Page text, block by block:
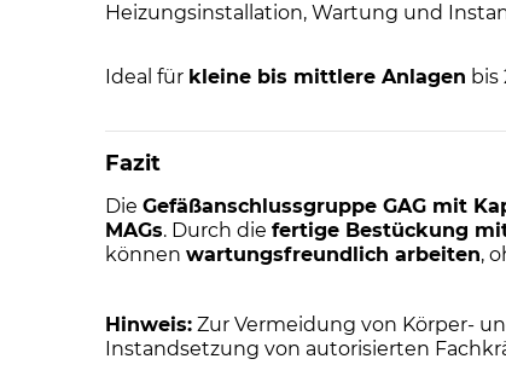
Heizungsinstallation, Wartung und
Ideal für kleine bis mittlere Anlagen bis
Fazit
Die Gefäßanschlussgruppe GAG mit
MAGs. Durch die fertige Bestückung
können wartungsfreundlich arbeiten,
Hinweis: Zur Vermeidung von Körper-
Instandsetzung von autorisierten